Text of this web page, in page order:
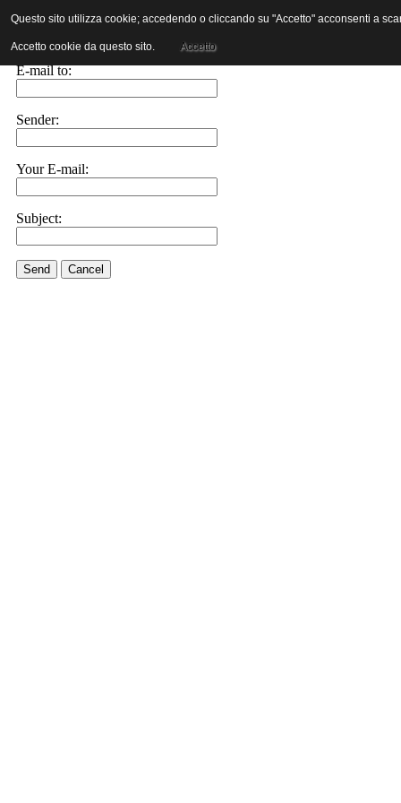
E-mail this link to a friend.
E-mail to:
Sender:
Your E-mail:
Subject:
Send Cancel
Questo sito utilizza cookie; accedendo o cliccando su "Accetto" acconsenti a
Accetto cookie da questo sito. Accetto